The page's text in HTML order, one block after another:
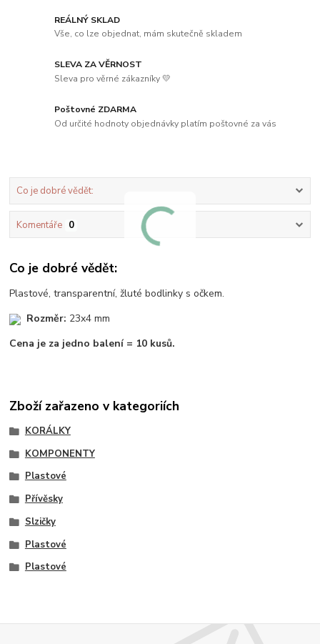
REÁLNÝ SKLAD
Vše, co lze objednat, mám skutečně skladem
SLEVA ZA VĚRNOST
Sleva pro věrné zákazníky 💛
Poštovné ZDARMA
Od určité hodnoty objednávky platím poštovné za vás
Co je dobré vědět:
Komentáře 0
Co je dobré vědět:
Plastové, transparentní, žluté bodlinky s očkem.
Rozměr: 23x4 mm
Cena je za jedno balení = 10 kusů.
Zboží zařazeno v kategoriích
KORÁLKY
KOMPONENTY
Plastové
Přívěsky
Slzičky
Plastové
Plastové